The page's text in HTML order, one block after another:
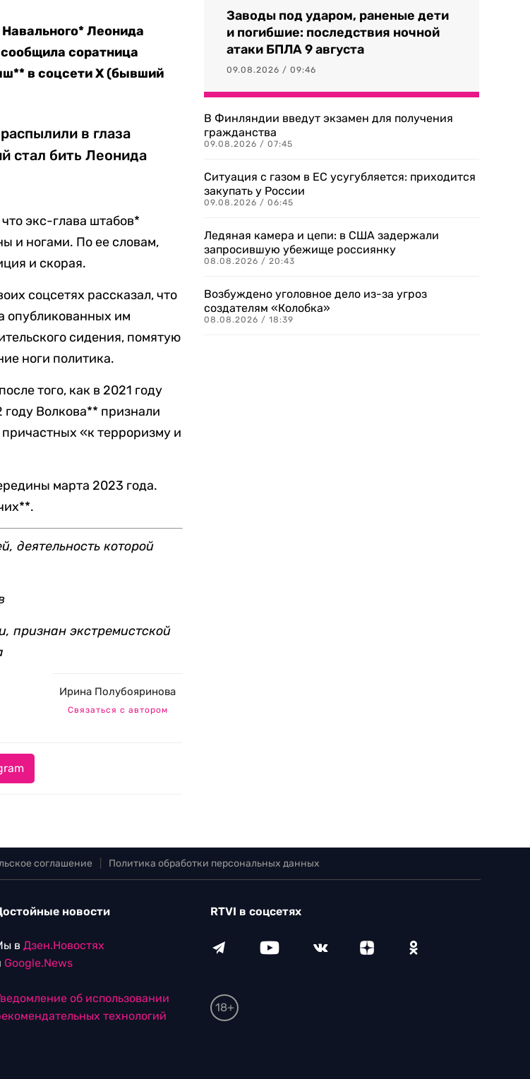
Леонида
соратница
в соцсети X (бывший
в глаза
стал бить Леонида
экс-глава штабов*
и ногами. По ее словам,
и скорая.
соцсетях рассказал, что
опубликованных им
сидения, помятую
ноги политика.
того, как в 2021 году
Волкова** признали
причастных «к терроризму и
марта 2023 года.
деятельность которой
признан экстремистской
Ирина Полубояринова
Связаться с автором
Заводы под ударом, раненые дети
и погибшие: последствия ночной
атаки БПЛА 9 августа
09.08.2026 / 09:46
В Финляндии введут экзамен для получения
гражданства
09.08.2026 / 07:45
Ситуация с газом в ЕС усугубляется: приходится
закупать у России
09.08.2026 / 06:45
Ледяная камера и цепи: в США задержали
запросившую убежище россиянку
08.08.2026 / 20:43
Возбуждено уголовное дело из-за угроз
создателям «Колобка»
08.08.2026 / 18:39
соглашение Политика обработки персональных данных
новости
в Дзен.Новостях
Google.News
об использовании
технологий
RTVI в соцсетях
18+